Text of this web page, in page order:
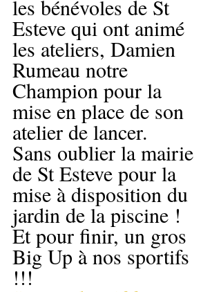
les bénévoles de St
Esteve qui ont animé
les ateliers, Damien
Rumeau notre
Champion pour la
mise en place de son
atelier de lancer.
Sans oublier la mairie
de St Esteve pour la
mise à disposition du
jardin de la piscine !
Et pour finir, un gros
Big Up à nos sportifs
!!!